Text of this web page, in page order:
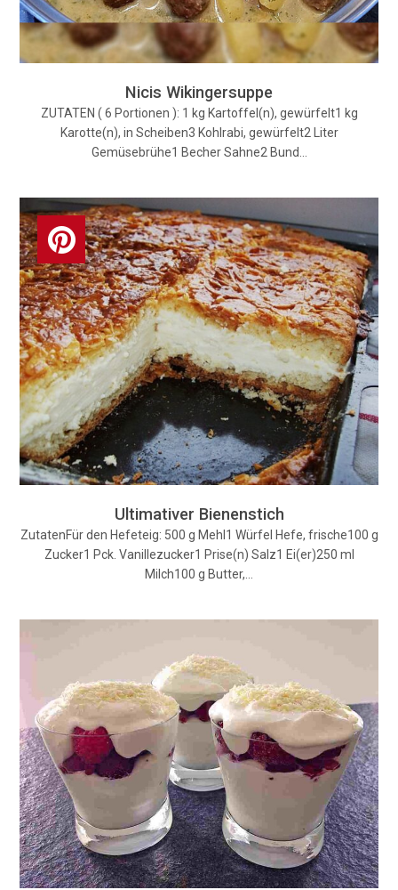
Nicis Wikingersuppe
ZUTATEN ( 6 Portionen ): 1 kg Kartoffel(n), gewürfelt1 kg
Karotte(n), in Scheiben3 Kohlrabi, gewürfelt2 Liter
Gemüsebrühe1 Becher Sahne2 Bund…
Ultimativer Bienenstich
ZutatenFür den Hefeteig: 500 g Mehl1 Würfel Hefe, frische100 g
Zucker1 Pck. Vanillezucker1 Prise(n) Salz1 Ei(er)250 ml
Milch100 g Butter,…